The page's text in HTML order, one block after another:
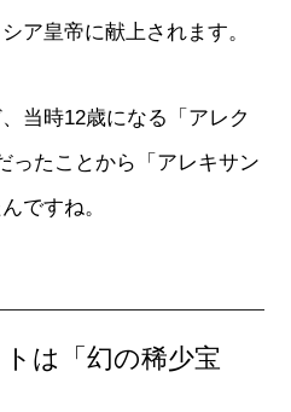
ア皇帝に献上されます。
当時12歳になる「アレク
ったことから「アレキサン
ですね。
は「幻の稀少宝